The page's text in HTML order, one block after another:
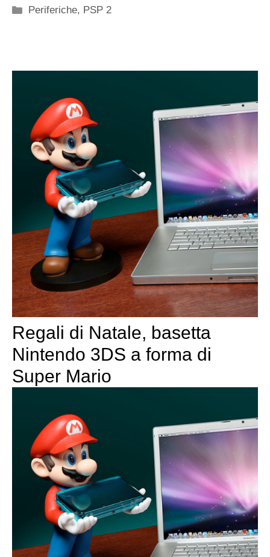
Categorie
Periferiche, PSP 2
Regali di Natale, basetta
Nintendo 3DS a forma di
Super Mario